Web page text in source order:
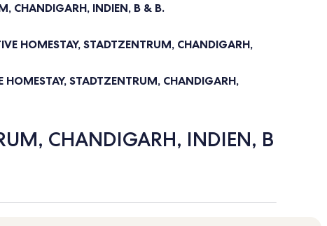
CHANDIGARH, INDIEN, B & B.
HOMESTAY, STADTZENTRUM, CHANDIGARH,
STADTZENTRUM, CHANDIGARH,
CHANDIGARH, INDIEN, B